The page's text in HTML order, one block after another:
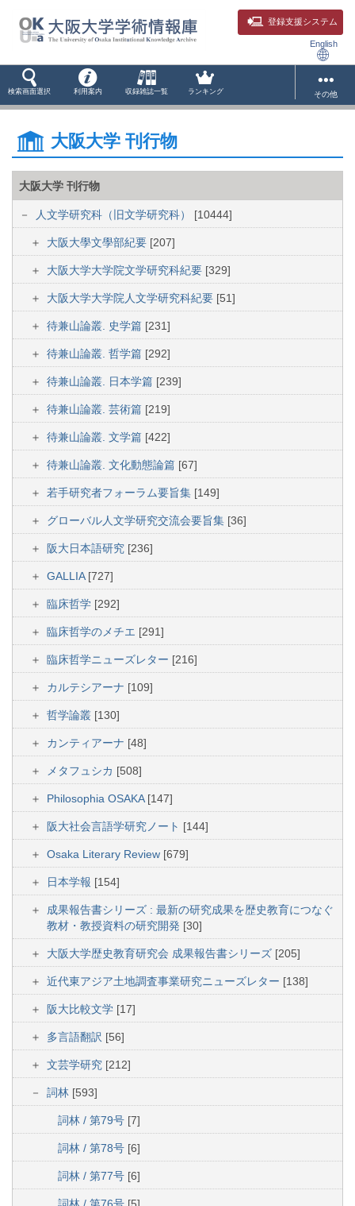
登録支援システム
English
検索画面選択 利用案内 収録雑誌一覧 ランキング その他
大阪大学 刊行物
大阪大学 刊行物
人文学研究科（旧文学研究科） [10444]
大阪大學文學部紀要 [207]
大阪大学大学院文学研究科紀要 [329]
大阪大学大学院人文学研究科紀要 [51]
待兼山論叢. 史学篇 [231]
待兼山論叢. 哲学篇 [292]
待兼山論叢. 日本学篇 [239]
待兼山論叢. 芸術篇 [219]
待兼山論叢. 文学篇 [422]
待兼山論叢. 文化動態論篇 [67]
若手研究者フォーラム要旨集 [149]
グローバル人文学研究交流会要旨集 [36]
阪大日本語研究 [236]
GALLIA [727]
臨床哲学 [292]
臨床哲学のメチエ [291]
臨床哲学ニューズレター [216]
カルテシアーナ [109]
哲学論叢 [130]
カンティアーナ [48]
メタフュシカ [508]
Philosophia OSAKA [147]
阪大社会言語学研究ノート [144]
Osaka Literary Review [679]
日本学報 [154]
成果報告書シリーズ : 最新の研究成果を歴史教育につなぐ
教材・教授資料の研究開発 [30]
大阪大学歴史教育研究会 成果報告書シリーズ [205]
近代東アジア土地調査事業研究ニューズレター [138]
阪大比較文学 [17]
多言語翻訳 [56]
文芸学研究 [212]
詞林 [593]
詞林 / 第79号 [7]
詞林 / 第78号 [6]
詞林 / 第77号 [6]